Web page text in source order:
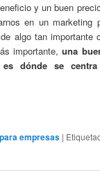
y un buen
en un marketing
algo tan importante
importante,una
es dónde se
empresas |